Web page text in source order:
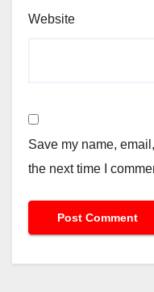
Website
Save my name,
the next time I